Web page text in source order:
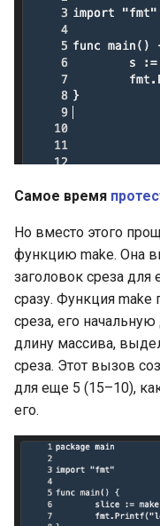
Подробнее об
констант
Введение выведения
типов в Go
Объявление констант
именованные
Автозаполнение в
iota в объявлениях
констант
Переменные,
переменных
Переменные:
чистых значений
Короткие формы
пользовательского
Полезные типы и
для ввода-вывода:
стандартные типы
Полезные типы и
для ввода-вывода:
Полезные типы и
для ввода-вывода:
io.WriteString()
Полезные типы и
writers и readers
JSON Marshal
Преобразование
JSON
JSON Marshal:
Самое время
Но вместо этого
функцию make. Она
заголовок среза для
сразу. Функция make
среза, его
длину массива,
среза. Этот вызов
для еще 5 (15–10),
его.